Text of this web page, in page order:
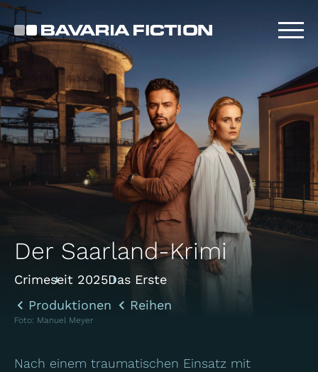
Direkt
zum
Inhalt
Der Saarland-Krimi
Crimeseit 2025Das Erste
Produktionen
Reihen
Foto: Manuel Meyer
Nach einem traumatischen Einsatz mit